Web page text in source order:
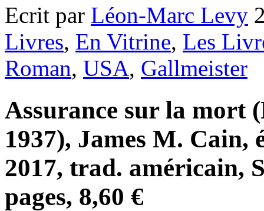
Ecrit par Léon-Marc Levy
Livres, En Vitrine, Les
Roman, USA, Gallmeister
Assurance sur la mort
1937), James M. Cain,
2017, trad. américain,
pages, 8,60 €